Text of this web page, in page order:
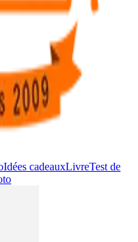
Idées cadeauxLivreTest de